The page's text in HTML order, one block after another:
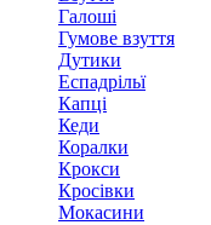
Галоші
Гумове взуття
Дутики
Еспадрільї
Капці
Кеди
Коралки
Крокси
Кросівки
Мокасини